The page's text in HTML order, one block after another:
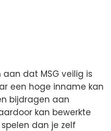
dat MSG veilig is
een hoge inname kan
bijdragen aan
kan bewerkte
dan je zelf